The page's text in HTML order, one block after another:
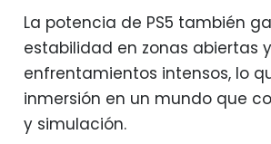
La potencia de PS5 también
estabilidad en zonas abiertas y
enfrentamientos intensos, lo
inmersión en un mundo que
y simulación.